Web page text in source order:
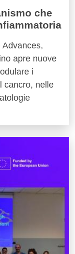
che
apre nuove
i
cancro, nelle